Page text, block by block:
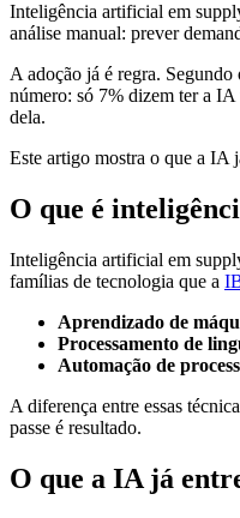
Inteligência artificial em
análise manual: prever
A adoção já é regra. Segundo
número: só 7% dizem ter a IA
dela.
Este artigo mostra o que a IA
O que é
Inteligência artificial em
famílias de tecnologia que a
Aprendizado de
Processamento de
Automação de
A diferença entre essas
passe é resultado.
O que a IA já